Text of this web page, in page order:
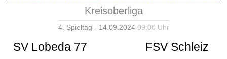
Kreisoberliga
4. Spieltag - 14.09.2024 09:00 Uhr
SV Lobeda 77 FSV Schleiz